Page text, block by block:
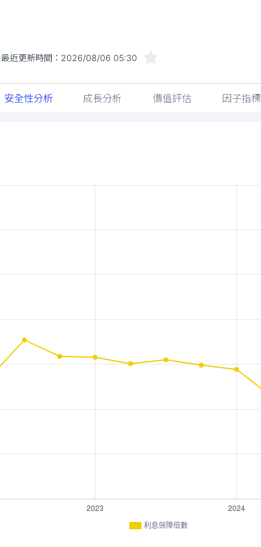
最近更新時間： 2026/08/06 05:30
安全性分析 成長分析 價值評估 因子指標
利息保障倍數